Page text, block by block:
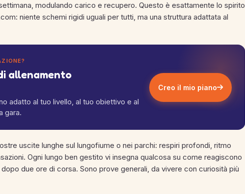
modulando carico e recupero. Questo è esattamente lo spirito
niente schemi rigidi uguali per tutti, ma una struttura adattata al
allenamento
adatto al tuo livello, al tuo obiettivo e al
gara.
Creo il mio piano
uscite lunghe sul lungofiume o nei parchi: respiri profondi, ritmo
Ogni lungo ben gestito vi insegna qualcosa su come reagiscono
due ore di corsa. Sono prove generali, da vivere con curiosità più